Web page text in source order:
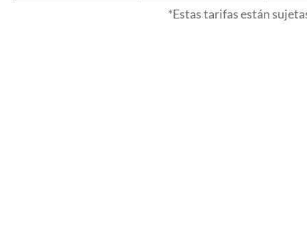
*Estas tarifas están